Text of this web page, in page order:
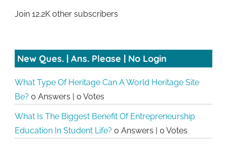
Join 12.2K other subscribers
New Ques. | Ans. Please | No Login
What Type Of Heritage Can A World Heritage Site
Be? 0 Answers 0 Votes
What Is The Biggest Benefit Of Entrepreneurship
Education In Student Life? 0 Answers 0 Votes